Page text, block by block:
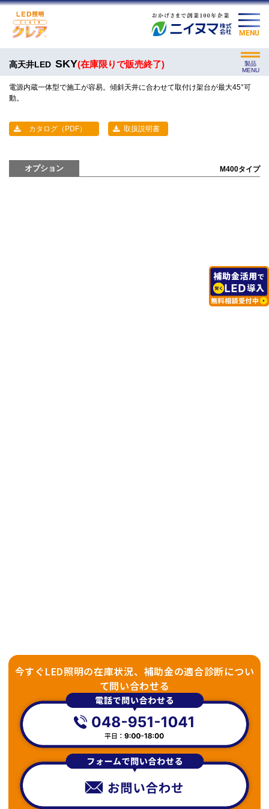
MENU
高天井LED SKY(在庫限りで販売終了)
製品
MENU
電源内蔵一体型で施工が容易。傾斜天井に合わせて取付け架台が最大45°可
動。
カタログ（PDF） 取扱説明書
オプション M400タイプ
今すぐLED照明の在庫状況、補助金の適合診断につい
て問い合わせる